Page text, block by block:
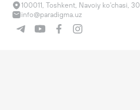
100011, Toshkent, Navoiy ko'chasi, 30
info@paradigma.uz